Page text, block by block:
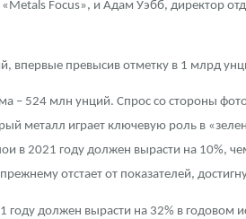
Focus», и Адам Уэбб, директор
впервые превысив отметку в 1 млрд
– 524 млн унций. Спрос со стороны
металл играет ключевую роль в
в 2021 году должен вырасти на 10%,
отстает от показателей,
должен вырасти на 32% в годовом